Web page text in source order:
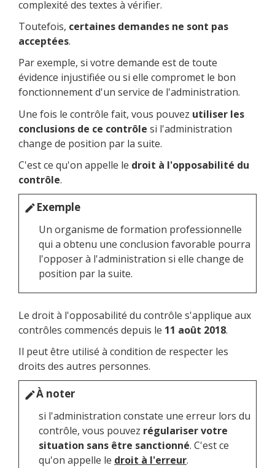
complexité des textes à vérifier.
Toutefois, certaines demandes ne sont pas
acceptées.
Par exemple, si votre demande est de toute
évidence injustifiée ou si elle compromet le bon
fonctionnement d'un service de l'administration.
Une fois le contrôle fait, vous pouvez utiliser les
conclusions de ce contrôle si l'administration
change de position par la suite.
C'est ce qu'on appelle le droit à l'opposabilité du
contrôle.
edit Exemple
Un organisme de formation professionnelle
qui a obtenu une conclusion favorable pourra
l'opposer à l'administration si elle change de
position par la suite.
Le droit à l'opposabilité du contrôle s'applique aux
contrôles commencés depuis le 11 août 2018.
Il peut être utilisé à condition de respecter les
droits des autres personnes.
editÀ noter
si l'administration constate une erreur lors du
contrôle, vous pouvez régulariser votre
situation sans être sanctionné. C'est ce
qu'on appelle le droit à l'erreur.